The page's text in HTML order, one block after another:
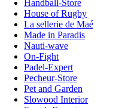
Handball-Store
House of Rugby
La sellerie de Maé
Made in Paradis
Nauti-wave
On-Fight
Padel-Expert
Pecheur-Store
Pet and Garden
Slowood Interior